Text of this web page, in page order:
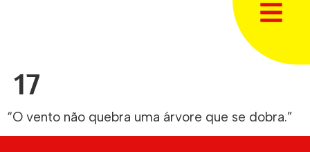
17
“O vento não quebra uma árvore que se dobra.”